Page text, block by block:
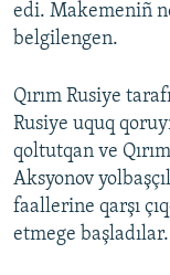
edi. Makemeniñ
belgilengen.
Qırım Rusiye
Rusiye uquq
qoltutqan ve
Aksyonov
faallerine qarşı
etmege başladılar.